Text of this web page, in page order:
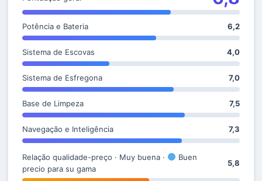
Potência e Bateria 6,2
Sistema de Escovas 4,0
Sistema de Esfregona 7,0
Base de Limpeza 7,5
Navegação e Inteligência 7,3
Relação qualidade-preço · Muy buena ·
Buen
precio para su gama
5,8